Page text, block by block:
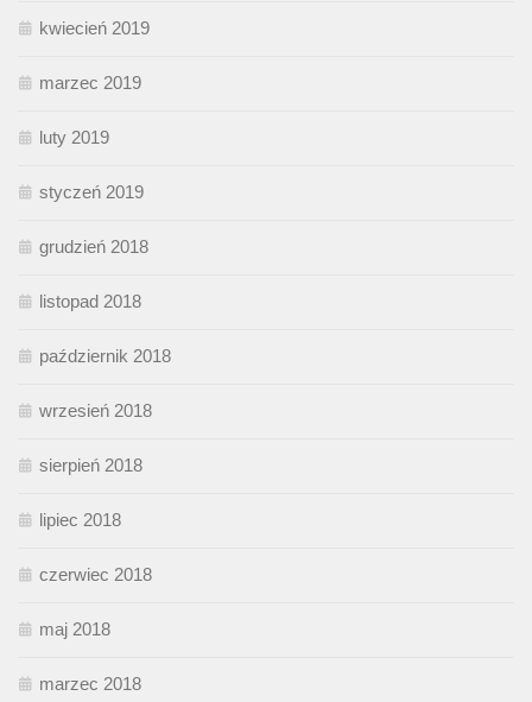
kwiecień 2019
marzec 2019
luty 2019
styczeń 2019
grudzień 2018
listopad 2018
październik 2018
wrzesień 2018
sierpień 2018
lipiec 2018
czerwiec 2018
maj 2018
marzec 2018